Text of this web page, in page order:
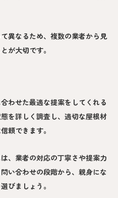
異なるため、複数の業者から見
が大切です。
わせた最適な提案をしてくれる
を詳しく調査し、適切な屋根材
頼できます。
、業者の対応の丁寧さや提案力
い合わせの段階から、親身にな
びましょう。